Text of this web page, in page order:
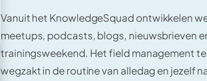
Vanuit het KnowledgeSquad ontwikkelen
meetups, podcasts, blogs, nieuwsbrieven
trainingsweekend. Het field management
wegzakt in de routine van alledag en jezelf